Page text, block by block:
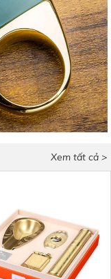
Xem tất cả >